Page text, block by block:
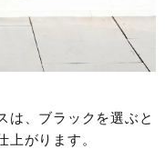
は、ブラックを選ぶと
がります。